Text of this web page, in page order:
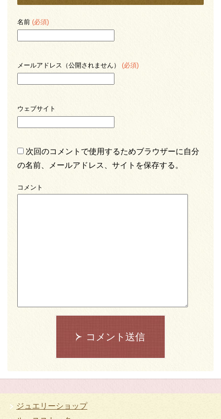
名前 (必須)
メールアドレス（公開されません） (必須)
ウェブサイト
次回のコメントで使用するためブラウザーに自分
の名前、メールアドレス、サイトを保存する。
コメント
コメント送信
ジュエリーショップ